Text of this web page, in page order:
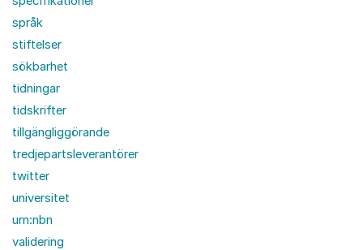
språk
stiftelser
sökbarhet
tidningar
tidskrifter
tillgängliggörande
tredjepartsleverantörer
twitter
universitet
urn:nbn
validering